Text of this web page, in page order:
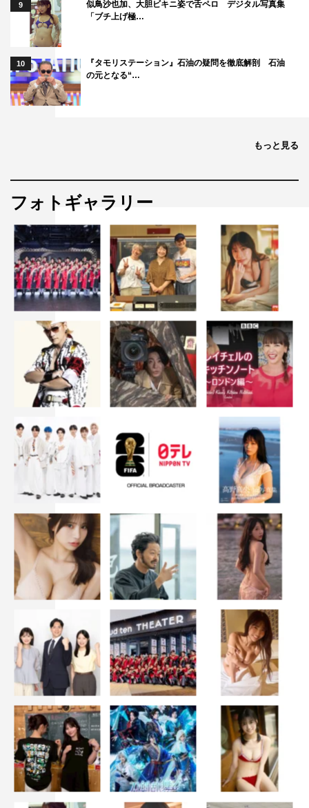
柏木佑介 植田圭輔
9
似鳥沙也加、大胆ビキニ姿で舌ペロ デジタル写真集
「ブチ上げ極…
10
『タモリステーション』石油の疑問を徹底解剖 石油
の元となる“…
もっと見る
フォトギャラリー